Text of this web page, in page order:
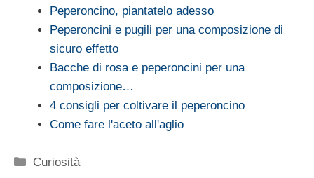
Peperoncino, piantatelo adesso
Peperoncini e pugili per una composizione di
sicuro effetto
Bacche di rosa e peperoncini per una
composizione…
4 consigli per coltivare il peperoncino
Come fare l'aceto all'aglio
Categorie
Curiosità